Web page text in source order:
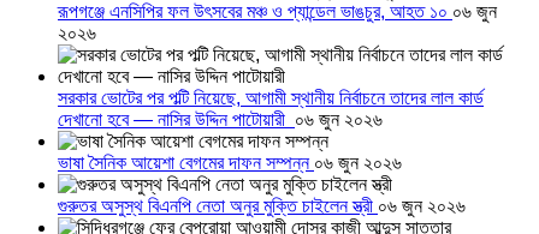
রূপগঞ্জে এনসিপির ফল উৎসবের মঞ্চ ও প্যান্ডেল ভাঙচুর, আহত ১০ ০৬ জুন
২০২৬
সরকার ভোটের পর পল্টি নিয়েছে, আগামী স্থানীয় নির্বাচনে তাদের লাল কার্ড
দেখানো হবে — নাসির উদ্দিন পাটোয়ারী ০৬ জুন ২০২৬
ভাষা সৈনিক আয়েশা বেগমের দাফন সম্পন্ন ০৬ জুন ২০২৬
গুরুতর অসুস্থ বিএনপি নেতা অনুর মুক্তি চাইলেন স্ত্রী ০৬ জুন ২০২৬